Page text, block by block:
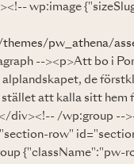
wp:image
pw_athena/
--><p>Att bo i
de
att kalla sitt hem
div><!-- /wp:group
row"
{"className":"pw-